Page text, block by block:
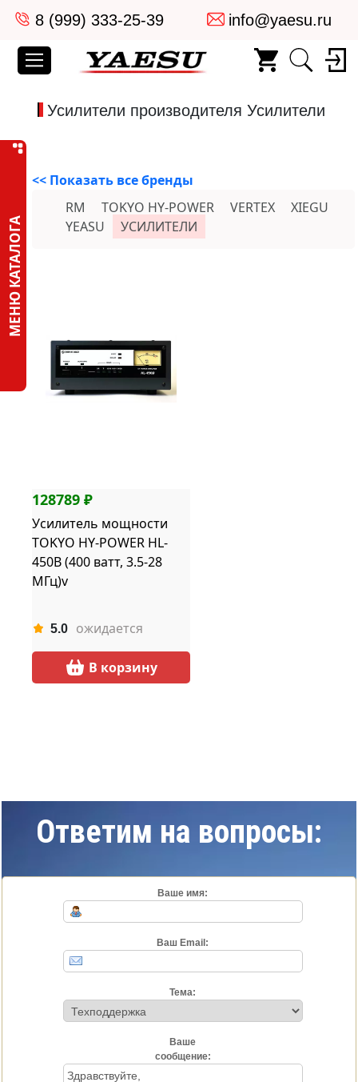
8 (999) 333-25-39 info@yaesu.ru
Усилители производителя Усилители
МЕНЮ КАТАЛОГА
<< Показать все бренды
RM
TOKYO HY-POWER VERTEX
XIEGU
YEASU
УСИЛИТЕЛИ
128789 ₽
Усилитель мощности
TOKYO HY-POWER HL-
450B (400 ватт, 3.5-28
МГц)v
5.0 ожидается
В корзину
Ответим на вопросы:
Ваше имя:
Ваш Email:
Тема:
Ваше
сообщение: